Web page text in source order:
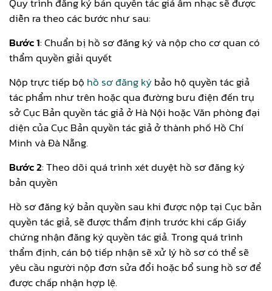
diễn ra theo các bước như sau:
Bước 1: Chuẩn bị hồ sơ đăng ký và nộp cho cơ quan có
thẩm quyền giải quyết
Nộp trực tiếp bộ hồ sơ đăng kýbảo hộ quyền tác giả
tác phẩm như trên hoặc qua đường bưu điện đến trụ
sở Cục Bản quyền tác giả ở Hà Nội hoặc Văn phòng đại
diện của Cục Bản quyền tác giả ở thành phố Hồ Chí
Minh và Đà Nẵng.
Bước 2: Theo dõi quá trình xét duyệt hồ sơ đăng ký
bản quyền
Hồ sơ đăng ký bản quyền sau khi được nộp tại Cục bản
quyền tác giả, sẽ được thẩm định trước khi cấp Giấy
chứng nhận đăng ký quyền tác giả. Trong quá trình
thẩm định, cán bộ tiếp nhận sẽ xử lý hồ sơ có thể sẽ
yêu cầu người nộp đơn sửa đổi hoặc bổ sung hồ sơ để
được chấp nhận hợp lệ.